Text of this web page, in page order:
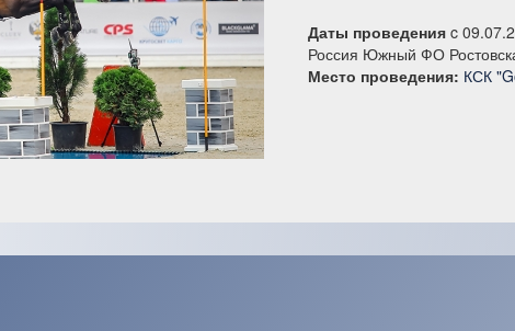
Даты проведения c
Россия Южный ФО
Место проведения: КСК